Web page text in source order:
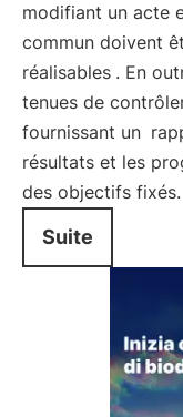
modifiant un acte
commun doivent
réalisables . En
tenues de
fournissant un
résultats et les
des objectifs fixés.
Suite